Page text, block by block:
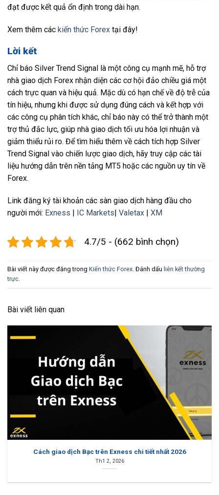
đạt được kết quả ổn định trong dài hạn.
Xem thêm các kiến thức Forex tại đây!
Lời kết
Chỉ báo Silver Trend Signal là một công cụ mạnh mẽ, hỗ trợ
nhà giao dịch Forex nhận diện các cơ hội đảo chiều giá một
cách trực quan và hiệu quả. Mặc dù có hạn chế về độ trễ của
tín hiệu, nhưng khi được sử dụng đúng cách và kết hợp với
các công cụ phân tích khác, chỉ báo này có thể trở thành một
trợ thủ đắc lực, giúp nhà giao dịch tối ưu hóa lợi nhuận và
giảm thiểu rủi ro. Để tìm hiểu thêm về cách tích hợp Silver
Trend Signal vào chiến lược giao dịch, hãy truy cập các tài
liệu hướng dẫn trên nền tảng MT5 hoặc các nguồn uy tín về
Forex.
Link đăng ký tài khoản các sàn giao dịch hàng đầu cho
người mới: Exness | IC Markets| Valetax | XM
4.7/5 - (662 bình chọn)
Bài viết này được đăng trong Kiến thức Forex. Đánh dấu liên kết thường
trực.
Bài viết liên quan
Cách giao dịch Bạc trên Exness chi tiết nhất 2026
Th1 2, 2026